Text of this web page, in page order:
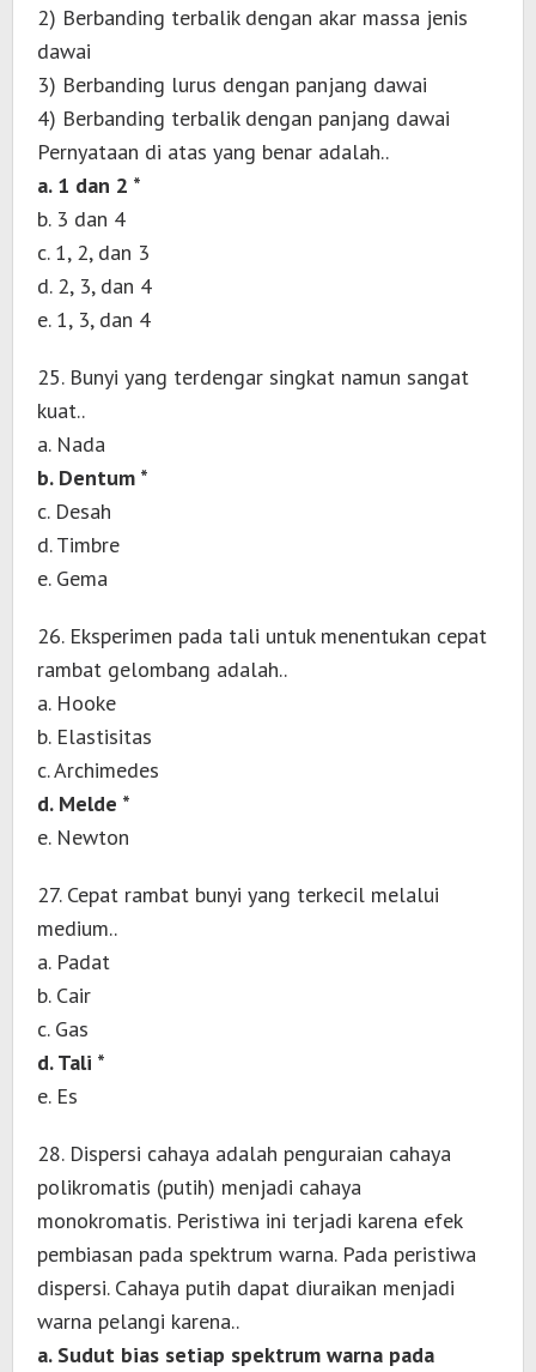
2) Berbanding terbalik dengan akar massa jenis
dawai
3) Berbanding lurus dengan panjang dawai
4) Berbanding terbalik dengan panjang dawai
Pernyataan di atas yang benar adalah..
a. 1 dan 2 *
b. 3 dan 4
c. 1, 2, dan 3
d. 2, 3, dan 4
e. 1, 3, dan 4
25. Bunyi yang terdengar singkat namun sangat
kuat..
a. Nada
b. Dentum *
c. Desah
d. Timbre
e. Gema
26. Eksperimen pada tali untuk menentukan cepat
rambat gelombang adalah..
a. Hooke
b. Elastisitas
c. Archimedes
d. Melde *
e. Newton
27. Cepat rambat bunyi yang terkecil melalui
medium..
a. Padat
b. Cair
c. Gas
d. Tali *
e. Es
28. Dispersi cahaya adalah penguraian cahaya
polikromatis (putih) menjadi cahaya
monokromatis. Peristiwa ini terjadi karena efek
pembiasan pada spektrum warna. Pada peristiwa
dispersi. Cahaya putih dapat diuraikan menjadi
warna pelangi karena..
a. Sudut bias setiap spektrum warna pada